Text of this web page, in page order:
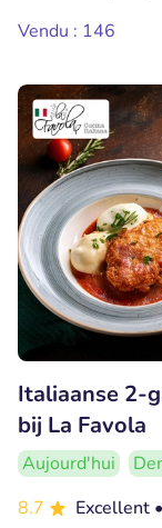
Vendu : 146
Italiaanse 2-
bij La Favola
Aujourd'hui
8.7
Excellent